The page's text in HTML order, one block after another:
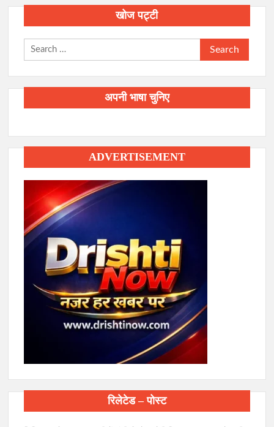
खोज पट्टी
Search
for:
अपनी भाषा चुनिए
ADVERTISEMENT
रिलेटेड – पोस्ट